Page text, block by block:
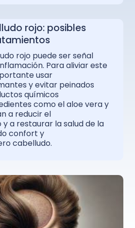
rojo: posibles
rojo puede ser señal
Para aliviar este
usar
y evitar peinados
químicos
como el aloe vera y
a reducir el
a restaurar la salud de la
confort y
cabelludo.